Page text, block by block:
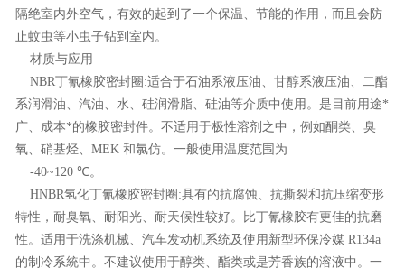
隔绝室内外空气，有效的起到了一个保温、节能的作用，而且会防
止蚊虫等小虫子钻到室内。
材质与应用
NBR丁氰橡胶密封圈:适合于石油系液压油、甘醇系液压油、二酯
系润滑油、汽油、水、硅润滑脂、硅油等介质中使用。是目前用途*
广、成本*的橡胶密封件。不适用于极性溶剂之中，例如酮类、臭
氧、硝基烃、MEK 和氯仿。一般使用温度范围为
-40~120 ℃。
HNBR氢化丁氰橡胶密封圈:具有的抗腐蚀、抗撕裂和抗压缩变形
特性，耐臭氧、耐阳光、耐天候性较好。比丁氰橡胶有更佳的抗磨
性。适用于洗涤机械、汽车发动机系统及使用新型环保冷媒 R134a
的制冷系統中。不建议使用于醇类、酯类或是芳香族的溶液中。一